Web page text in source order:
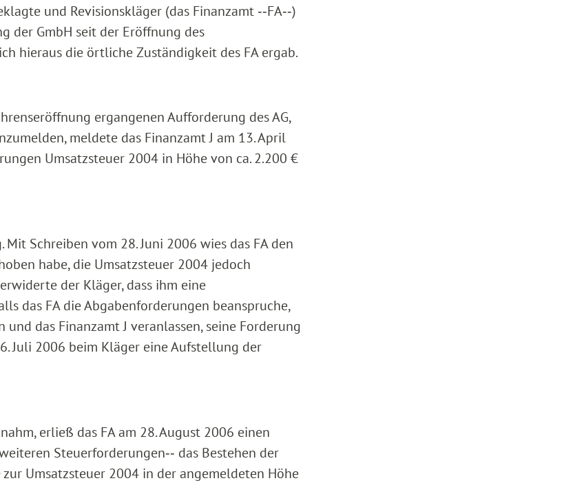
und Revisionskläger (das Finanzamt ‑‑FA‑‑)
der GmbH seit der Eröffnung des
hieraus die örtliche Zuständigkeit des FA ergab.
ergangenen Aufforderung des AG,
meldete das Finanzamt J am 13. April
Umsatzsteuer 2004 in Höhe von ca. 2.200 €
Schreiben vom 28. Juni 2006 wies das FA den
habe, die Umsatzsteuer 2004 jedoch
der Kläger, dass ihm eine
das FA die Abgabenforderungen beanspruche,
das Finanzamt J veranlassen, seine Forderung
Juli 2006 beim Kläger eine Aufstellung der
erließ das FA am 28. August 2006 einen
Steuerforderungen‑‑ das Bestehen der
Umsatzsteuer 2004 in der angemeldeten Höhe